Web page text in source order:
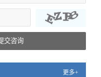
交咨询
更多+